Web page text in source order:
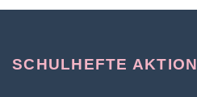
SCHULHEFTE AKTION